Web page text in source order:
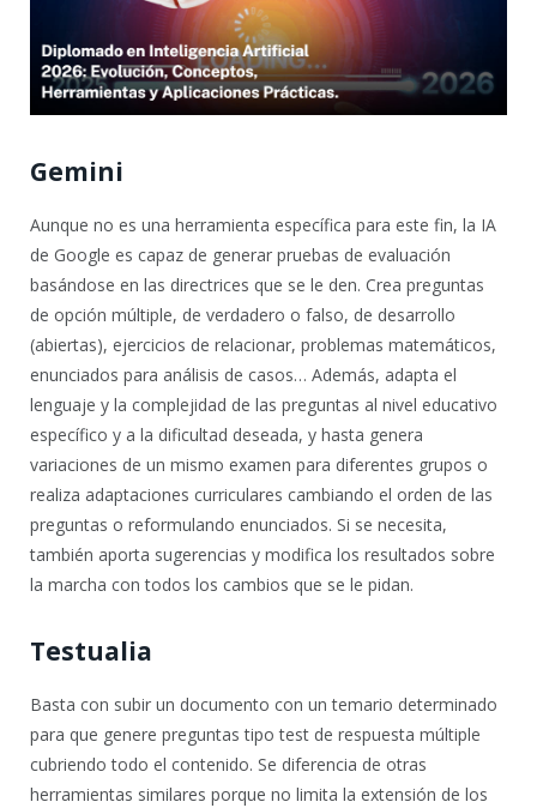
Gemini
Aunque no es una herramienta específica para este fin, la IA
de Google es capaz de generar pruebas de evaluación
basándose en las directrices que se le den. Crea preguntas
de opción múltiple, de verdadero o falso, de desarrollo
(abiertas), ejercicios de relacionar, problemas matemáticos,
enunciados para análisis de casos… Además, adapta el
lenguaje y la complejidad de las preguntas al nivel educativo
específico y a la dificultad deseada, y hasta genera
variaciones de un mismo examen para diferentes grupos o
realiza adaptaciones curriculares cambiando el orden de las
preguntas o reformulando enunciados. Si se necesita,
también aporta sugerencias y modifica los resultados sobre
la marcha con todos los cambios que se le pidan.
Testualia
Basta con subir un documento con un temario determinado
para que genere preguntas tipo test de respuesta múltiple
cubriendo todo el contenido. Se diferencia de otras
herramientas similares porque no limita la extensión de los